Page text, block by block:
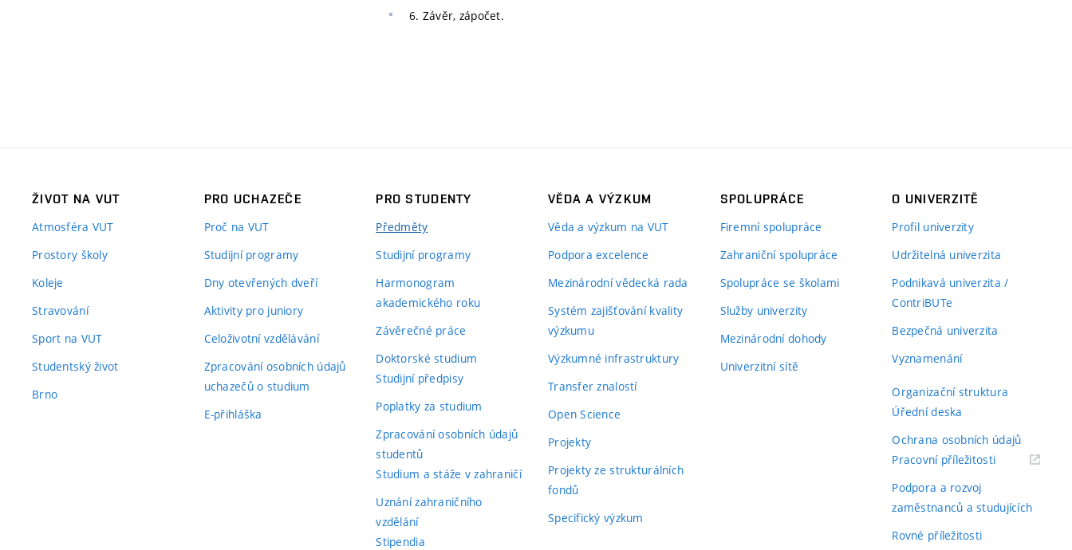
6. Závěr, zápočet.
ŽIVOT NA VUT
Atmosféra VUT
Prostory školy
Koleje
Stravování
Sport na VUT
Studentský život
Brno
PRO UCHAZEČE
Proč na VUT
Studijní programy
Dny otevřených dveří
Aktivity pro juniory
Celoživotní vzdělávání
Zpracování osobních údajů
uchazečů o studium
E-přihláška
PRO STUDENTY
Předměty
Studijní programy
Harmonogram
akademického roku
Závěrečné práce
Doktorské studium
Studijní předpisy
Poplatky za studium
Zpracování osobních údajů
studentů
Studium a stáže v zahraničí
Uznání zahraničního
vzdělání
Stipendia
VĚDA A VÝZKUM
Věda a výzkum na VUT
Podpora excelence
Mezinárodní vědecká rada
Systém zajišťování kvality
výzkumu
Výzkumné infrastruktury
Transfer znalostí
Open Science
Projekty
Projekty ze strukturálních
fondů
Specifický výzkum
SPOLUPRÁCE
Firemní spolupráce
Zahraniční spolupráce
Spolupráce se školami
Služby univerzity
Mezinárodní dohody
Univerzitní sítě
O UNIVERZITĚ
Profil univerzity
Udržitelná univerzita
Podnikavá univerzita /
ContriBUTe
Bezpečná univerzita
Vyznamenání
Organizační struktura
Úřední deska
Ochrana osobních údajů
Pracovní příležitosti(externí
Podpora a rozvoj
zaměstnanců a studujících
Rovné příležitosti